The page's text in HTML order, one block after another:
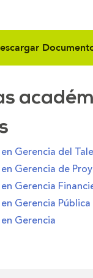
Gerencia del
Gerencia de
Gerencia
Gerencia Pública
Gerencia